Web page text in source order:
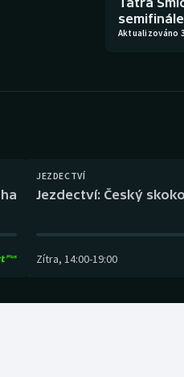
Aktualizováno
JEZDECTVÍ
Jezdectví: Český
Zítra, 14:00-19:00